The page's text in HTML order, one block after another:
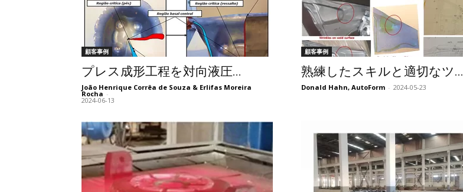
顧客事例
プレス成形工程を対向液圧...
João Henrique Corrêa de Souza & Erlifas Moreira
Rocha -
2024-06-13
顧客事例
熟練したスキルと適切なツ...
Donald Hahn, AutoForm - 2024-05-23